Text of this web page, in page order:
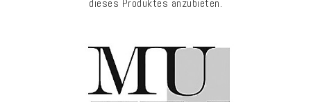
dieses Produktes anzubieten.